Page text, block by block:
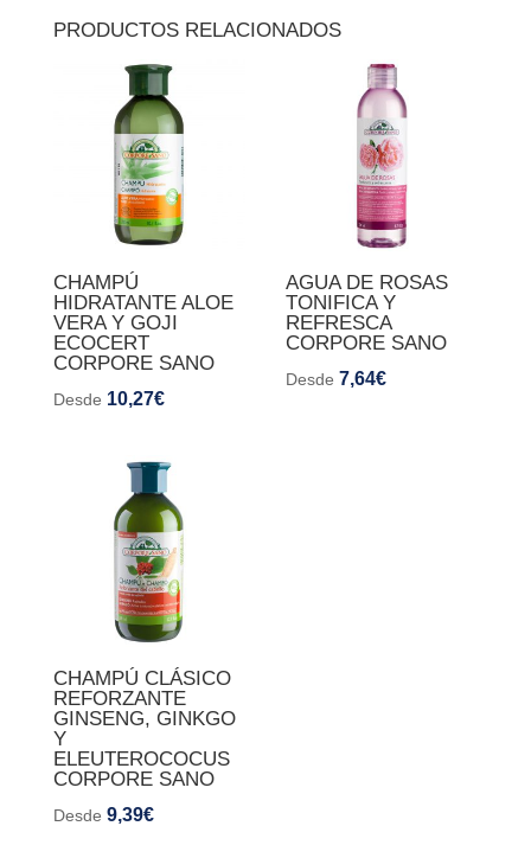
PRODUCTOS RELACIONADOS
CHAMPÚ
HIDRATANTE ALOE
VERA Y GOJI
ECOCERT
CORPORE SANO
Desde 10,27€
AGUA DE ROSAS
TONIFICA Y
REFRESCA
CORPORE SANO
Desde7,64€
CHAMPÚ CLÁSICO
REFORZANTE
GINSENG, GINKGO
Y
ELEUTEROCOCUS
CORPORE SANO
Desde 9,39€